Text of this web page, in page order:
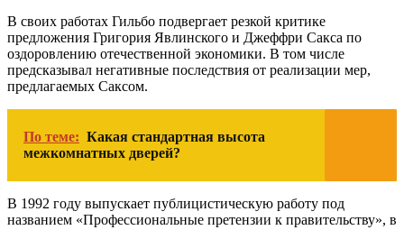
В своих работах Гильбо подвергает резкой критике
предложения Григория Явлинского и Джеффри Сакса по
оздоровлению отечественной экономики. В том числе
предсказывал негативные последствия от реализации мер,
предлагаемых Саксом.
По теме: Какая стандартная высота
межкомнатных дверей?
В 1992 году выпускает публицистическую работу под
названием «Профессиональные претензии к правительству», в